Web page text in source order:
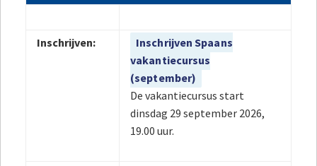
Inschrijven:
Inschrijven Spaans
vakantiecursus
(september)
De vakantiecursus start
dinsdag 29 september 2026,
19.00 uur.